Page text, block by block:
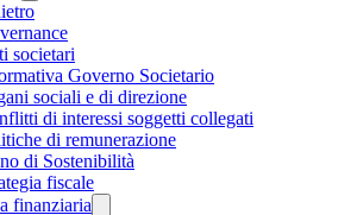
societari
Governo Societario
sociali e di direzione
di interessi soggetti collegati
di remunerazione
di Sostenibilità
fiscale
finanziaria